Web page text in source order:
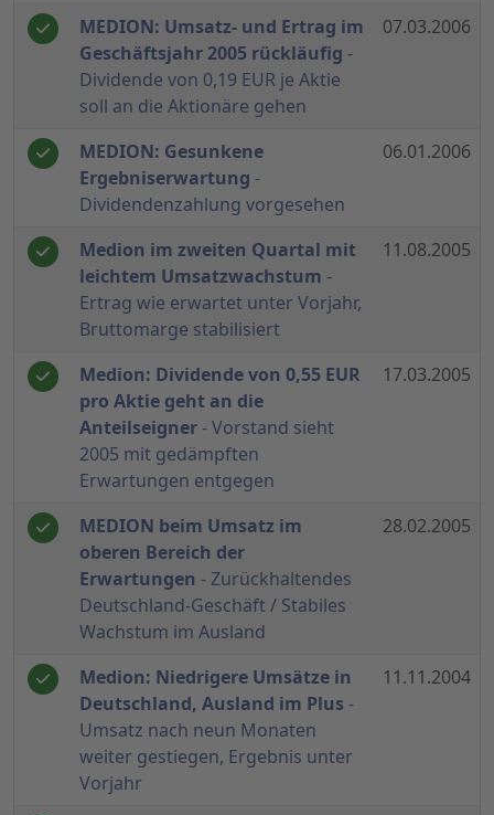
MEDION: Umsatz- und Ertrag im
Geschäftsjahr 2005 rückläufig -
Dividende von 0,19 EUR je Aktie
soll an die Aktionäre gehen
07.03.2006
MEDION: Gesunkene
Ergebniserwartung -
Dividendenzahlung vorgesehen
06.01.2006
Medion im zweiten Quartal mit
leichtem Umsatzwachstum -
Ertrag wie erwartet unter Vorjahr,
Bruttomarge stabilisiert
11.08.2005
Medion: Dividende von 0,55 EUR
pro Aktie geht an die
Anteilseigner- Vorstand sieht
2005 mit gedämpften
Erwartungen entgegen
17.03.2005
MEDION beim Umsatz im
oberen Bereich der
Erwartungen - Zurückhaltendes
Deutschland-Geschäft / Stabiles
Wachstum im Ausland
28.02.2005
Medion: Niedrigere Umsätze in
Deutschland, Ausland im Plus -
Umsatz nach neun Monaten
weiter gestiegen, Ergebnis unter
Vorjahr
11.11.2004